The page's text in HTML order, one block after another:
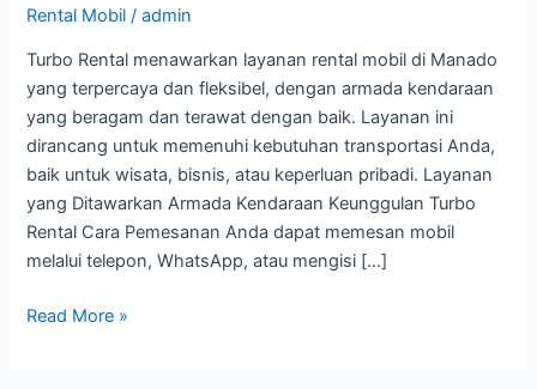
Rental Mobil /admin
Turbo Rental menawarkan layanan rental mobil di Manado
yang terpercaya dan fleksibel, dengan armada kendaraan
yang beragam dan terawat dengan baik. Layanan ini
dirancang untuk memenuhi kebutuhan transportasi Anda,
baik untuk wisata, bisnis, atau keperluan pribadi. Layanan
yang Ditawarkan Armada Kendaraan Keunggulan Turbo
Rental Cara Pemesanan Anda dapat memesan mobil
melalui telepon, WhatsApp, atau mengisi […]
–
Transportasi
Terbaik
Read More »